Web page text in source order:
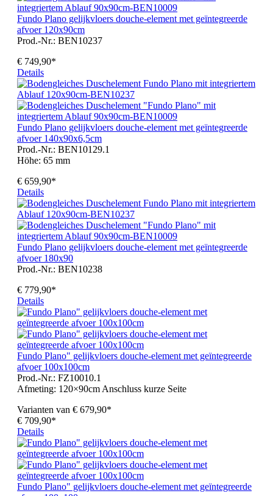
Fundo Plano gelijkvloers douche-element met geïntegreerde
afvoer 120x90cm
Prod.-Nr.: BEN10237
€ 749,90*
Details
Fundo Plano gelijkvloers douche-element met geïntegreerde
afvoer 140x90x6,5cm
Prod.-Nr.: BEN10129.1
Höhe: 65 mm
€ 659,90*
Details
Fundo Plano gelijkvloers douche-element met geïntegreerde
afvoer 180x90
Prod.-Nr.: BEN10238
€ 779,90*
Details
Fundo Plano" gelijkvloers douche-element met geïntegreerde
afvoer 100x100cm
Prod.-Nr.: FZ10010.1
Afmeting: 120×90cm Anschluss kurze Seite
Varianten van € 679,90*
€ 709,90*
Details
Fundo Plano" gelijkvloers douche-element met geïntegreerde